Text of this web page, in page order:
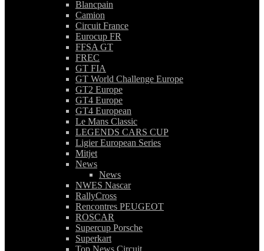
Blancpain
Camion
Circuit France
Eurocup FR
FFSA GT
FREC
GT FIA
GT World Challenge Europe
GT2 Europe
GT4 Europe
GT4 European
Le Mans Classic
LEGENDS CARS CUP
Ligier European Series
Mitjet
News
News
NWES Nascar
RallyCross
Rencontres PEUGEOT
ROSCAR
Supercup Porsche
Superkart